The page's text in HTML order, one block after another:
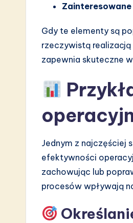
Gdy te elementy są
rzeczywistą realizacją
zapewnia skuteczne
Jednym z najczęściej
efektywności
zachowując lub
procesów wpływają